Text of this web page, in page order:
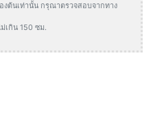
งต้นเท่านั้น กรุณาตรวจสอบจากทาง
เกิน 150 ซม.